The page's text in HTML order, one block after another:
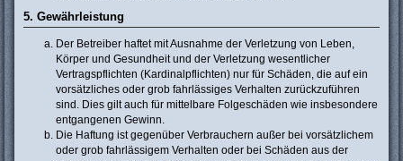
5. Gewährleistung
Der Betreiber haftet mit Ausnahme der Verletzung von Leben,
Körper und Gesundheit und der Verletzung wesentlicher
Vertragspflichten (Kardinalpflichten) nur für Schäden, die auf ein
vorsätzliches oder grob fahrlässiges Verhalten zurückzuführen
sind. Dies gilt auch für mittelbare Folgeschäden wie insbesondere
entgangenen Gewinn.
Die Haftung ist gegenüber Verbrauchern außer bei vorsätzlichem
oder grob fahrlässigem Verhalten oder bei Schäden aus der